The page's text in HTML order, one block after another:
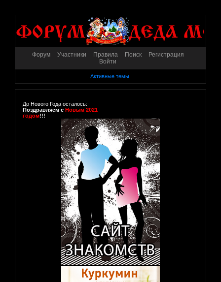
Форум Участники Правила Поиск
Регистрация
Войти
Активные темы
До Нового Года осталось:
Поздравляем с Новым 2021
годом!!!